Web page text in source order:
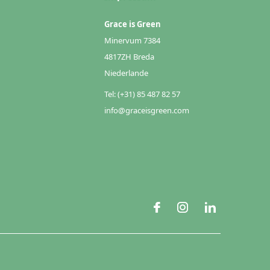
Grace is Green
Minervum 7384
4817ZH Breda
Niederlande
Tel: (+31) 85 487 82 57
info@graceisgreen.com